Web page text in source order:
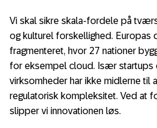
Vi skal sikre skala-fordele på
og kulturel forskellighed. Europas
fragmenteret, hvor 27 nationer
for eksempel cloud. Især startups
virksomheder har ikke midlerne til
regulatorisk kompleksitet. Ved at
slipper vi innovationen løs.